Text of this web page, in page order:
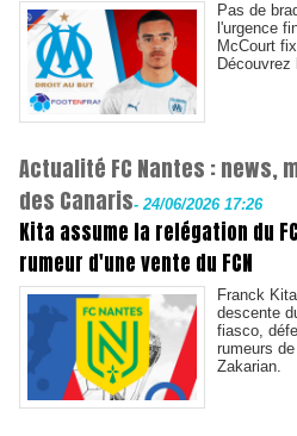
Pas de
l'urgence
McCourt
Actualité FC Nantes : news,
des Canaris- 24/06/2026 17:26
Kita assume la relégation du
rumeur d'une vente du FCN
Franck
descente
fiasco,
rumeurs
Zakarian.